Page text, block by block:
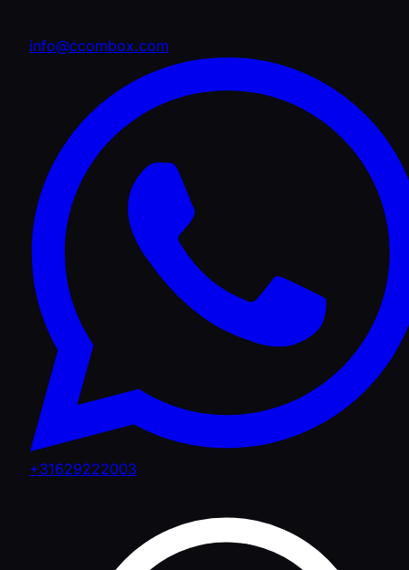
info@ccombox.com
+31629222003